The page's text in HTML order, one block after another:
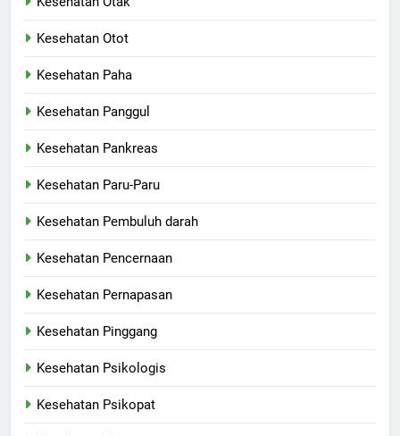
Kesehatan Otot
Kesehatan Paha
Kesehatan Panggul
Kesehatan Pankreas
Kesehatan Paru-Paru
Kesehatan Pembuluh darah
Kesehatan Pencernaan
Kesehatan Pernapasan
Kesehatan Pinggang
Kesehatan Psikologis
Kesehatan Psikopat